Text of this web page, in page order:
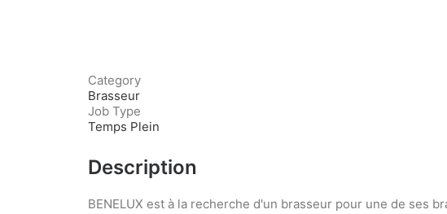
Category
Brasseur
Job Type
Temps Plein
Description
BENELUX est à la recherche d'un brasseur pour une de ses